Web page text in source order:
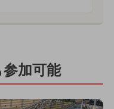
加可能